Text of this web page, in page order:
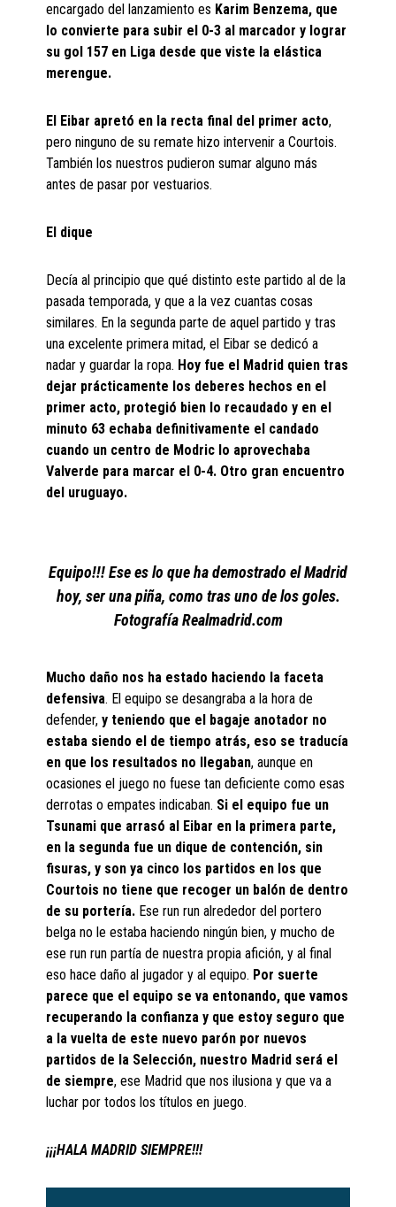
encargado del lanzamiento es Karim Benzema, que
lo convierte para subir el 0-3 al marcador y lograr
su gol 157 en Liga desde que viste la elástica
merengue.
El Eibar apretó en la recta final del primer acto,
pero ninguno de su remate hizo intervenir a Courtois.
También los nuestros pudieron sumar alguno más
antes de pasar por vestuarios.
El dique
Decía al principio que qué distinto este partido al de la
pasada temporada, y que a la vez cuantas cosas
similares. En la segunda parte de aquel partido y tras
una excelente primera mitad, el Eibar se dedicó a
nadar y guardar la ropa. Hoy fue el Madrid quien tras
dejar prácticamente los deberes hechos en el
primer acto, protegió bien lo recaudado y en el
minuto 63 echaba definitivamente el candado
cuando un centro de Modric lo aprovechaba
Valverde para marcar el 0-4. Otro gran encuentro
del uruguayo.
Equipo!!! Ese es lo que ha demostrado el Madrid
hoy, ser una piña, como tras uno de los goles.
Fotografía Realmadrid.com
Mucho daño nos ha estado haciendo la faceta
defensiva. El equipo se desangraba a la hora de
defender,y teniendo que el bagaje anotador no
estaba siendo el de tiempo atrás, eso se traducía
en que los resultados no llegaban, aunque en
ocasiones el juego no fuese tan deficiente como esas
derrotas o empates indicaban. Si el equipo fue un
Tsunami que arrasó al Eibar en la primera parte,
en la segunda fue un dique de contención, sin
fisuras, y son ya cinco los partidos en los que
Courtois no tiene que recoger un balón de dentro
de su portería. Ese run run alrededor del portero
belga no le estaba haciendo ningún bien, y mucho de
ese run run partía de nuestra propia afición, y al final
eso hace daño al jugador y al equipo. Por suerte
parece que el equipo se va entonando, que vamos
recuperando la confianza y que estoy seguro que
a la vuelta de este nuevo parón por nuevos
partidos de la Selección, nuestro Madrid será el
de siempre, ese Madrid que nos ilusiona y que va a
luchar por todos los títulos en juego.
¡¡¡HALA MADRID SIEMPRE!!!